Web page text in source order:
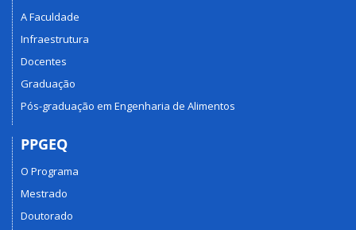
A Faculdade
Infraestrutura
Docentes
Graduação
Pós-graduação em Engenharia de Alimentos
PPGEQ
O Programa
Mestrado
Doutorado